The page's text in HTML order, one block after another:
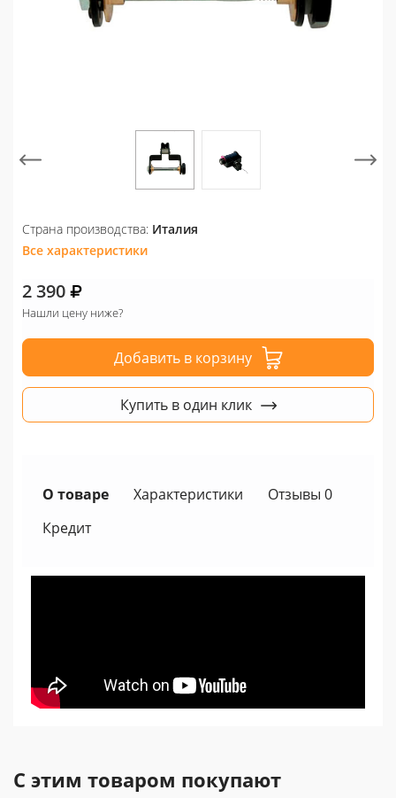
Страна производства: Италия
Все характеристики
2 390
Нашли цену ниже?
Добавить в корзину
Купить в один клик
О товаре Характеристики
Отзывы 0
Кредит
С этим товаром покупают